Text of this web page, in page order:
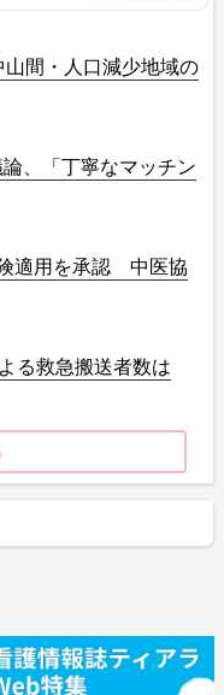
山間・人口減少地域の
、「丁寧なマッチン
適用を承認 中医協
る救急搬送者数は